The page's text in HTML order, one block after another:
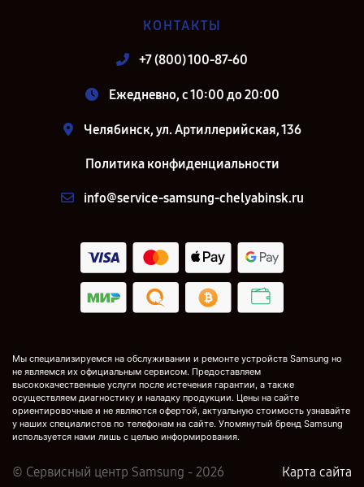
КОНТАКТЫ
+7 (800) 100-87-60
Ежедневно, с 10:00 до 20:00
Челябинск, ул. Артиллерийская, 136
Политика конфиденциальности
info@service-samsung-chelyabinsk.ru
Мы специализируемся на обслуживании и ремонте устройств Samsung но
не являемся их официальным сервисом. Предоставляем
высококачественные услуги после истечения гарантии, а также
осуществляем диагностику и наладку продукции. Цены на сайте
ориентировочные и не являются офертой, актуальную стоимость узнавайте
у наших специалистов по телефонам на сайте. Упомянутый бренд Samsung
используется нами лишь с целью информирования.
© Сервисный центр Samsung - 2026 Карта сайта